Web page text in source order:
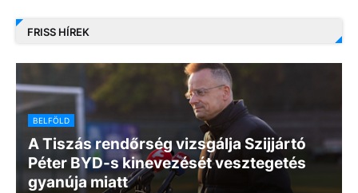
FRISS HÍREK
BELFÖLD
A Tiszás rendőrség vizsgálja Szijjártó
Péter BYD-s kinevezését vesztegetés
gyanúja miatt